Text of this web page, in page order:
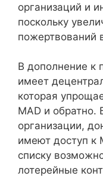
организаций и
поскольку
пожертвований
В дополнение к
имеет
которая
MAD и обратно.
организации,
имеют доступ к
списку
лотерейные